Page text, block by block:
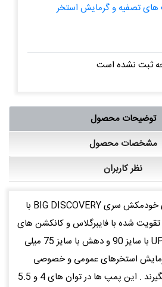
تصفیه و گرمایش استخر
ثبت نشده است
توضیحات محصول
مشخصات محصول
نظر کاربران
پمپ های تصفیه استخری خودمکش سری BIG DISCOVERY با
شده با فایبرگلاس و کانکشن های
مکش و دهش چسبیUPVC با سایز 90 و دهش با سایز 75 میلی
استخرهای عمومی و خصوصی
بزرگ مورد استفاده قرار میگیرند . این پمپ ها در توان های 4 و 5.5